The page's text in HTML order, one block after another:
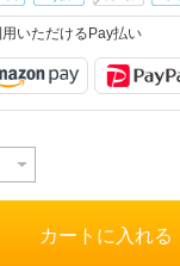
用いただけるPay払い